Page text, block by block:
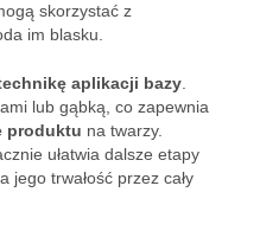
skorzystać z
im blasku.
aplikacji bazy
lub gąbką, co zapewnia
produktu na twarzy.
ułatwia dalsze etapy
jego trwałość przez cały